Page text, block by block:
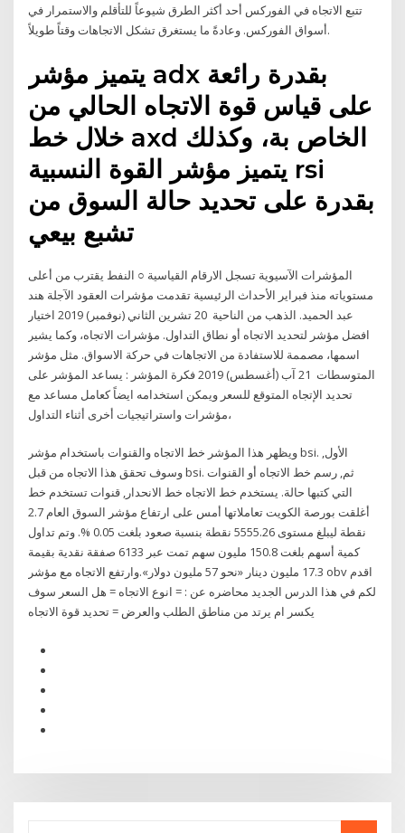
تتبع الاتجاه في الفوركس أحد أكثر الطرق شيوعاً للتأقلم والاستمرار في
أسواق الفوركس. وعادةً ما يستغرق تشكل الاتجاهات وقتاً طويلاً.
يتميز مؤشر adx بقدرة رائعة
على قياس قوة الاتجاه الحالي من
خلال خط axd الخاص بة، وكذلك
يتميز مؤشر القوة النسبية rsi
بقدرة على تحديد حالة السوق من
تشبع بيعي
المؤشرات الآسيوية تسجل الارقام القياسية ○ النفط يقترب من أعلى
مستوياته منذ فبراير الأحداث الرئيسية تقدمت مؤشرات العقود الآجلة هند
عبد الحميد. الذهب من الناحية 20 تشرين الثاني (نوفمبر) 2019 اختيار
افضل مؤشر لتحديد الاتجاه أو نطاق التداول. مؤشرات الاتجاه، وكما يشير
اسمها، مصممة للاستفادة من الاتجاهات في حركة الاسواق. مثل مؤشر
المتوسطات 21 آب (أغسطس) 2019 فكرة المؤشر : يساعد المؤشر على
تحديد الإتجاه المتوقع للسعر ويمكن استخدامه ايضاً كعامل مساعد مع
مؤشرات واستراتيجيات أخرى أثناء التداول،
ويظهر هذا المؤشر خط الاتجاه والقنوات باستخدام مؤشر bsi. الأول,
وسوف تحقق هذا الاتجاه من قبل bsi. ثم, رسم خط الاتجاه أو القنوات
التي كتبها حالة. يستخدم خط الاتجاه خط الانحدار, قنوات تستخدم خط
أغلقت بورصة الكويت تعاملاتها أمس على ارتفاع مؤشر السوق العام 2.7
نقطة ليبلغ مستوى 5555.26 نقطة بنسبة صعود بلغت 0.05 %. وتم تداول
كمية أسهم بلغت 150.8 مليون سهم تمت عبر 6133 صفقة نقدية بقيمة
17.3 مليون دينار «نحو 57 مليون دولار».وارتفع الاتجاه مع مؤشر obv اقدم
لكم في هذا الدرس الجديد محاضره عن : = انوع الاتجاه = هل السعر سوف
يكسر ام يرتد من مناطق الطلب والعرض = تحديد قوة الاتجاه